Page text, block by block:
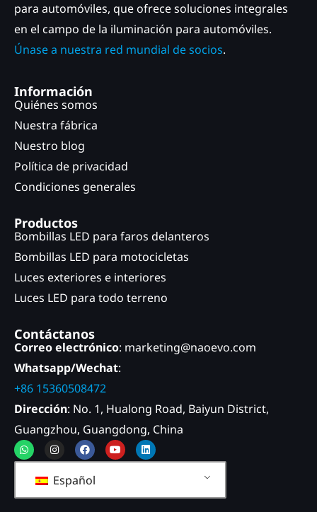
para automóviles, que ofrece soluciones integrales
en el campo de la iluminación para automóviles.
Únase a nuestra red mundial de socios.
Información
Quiénes somos
Nuestra fábrica
Nuestro blog
Política de privacidad
Condiciones generales
Productos
Bombillas LED para faros delanteros
Bombillas LED para motocicletas
Luces exteriores e interiores
Luces LED para todo terreno
Contáctanos
Correo electrónico: marketing@naoevo.com
Whatsapp/Wechat:
+86 15360508472
Dirección: No. 1, Hualong Road, Baiyun District,
Guangzhou, Guangdong, China
WhatsappInstagramFacebookYoutubeLinkedin
Español